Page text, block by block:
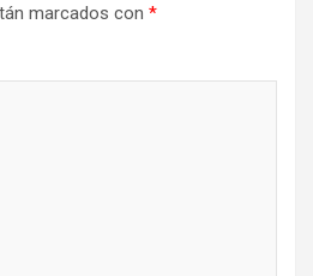
marcados con *